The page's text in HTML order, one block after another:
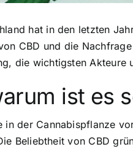
hat in den letzten
CBD und die
die wichtigsten
ist es
in der Cannabispflanze
Beliebtheit von CBD